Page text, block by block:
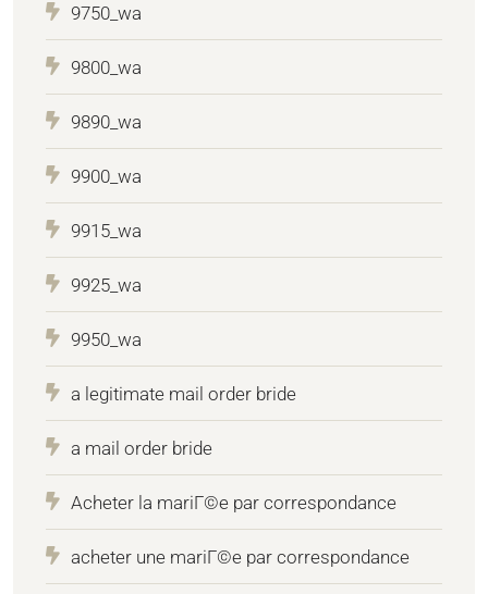
9750_wa
9800_wa
9890_wa
9900_wa
9915_wa
9925_wa
9950_wa
a legitimate mail order bride
a mail order bride
Acheter la mariГ©e par correspondance
acheter une mariГ©e par correspondance